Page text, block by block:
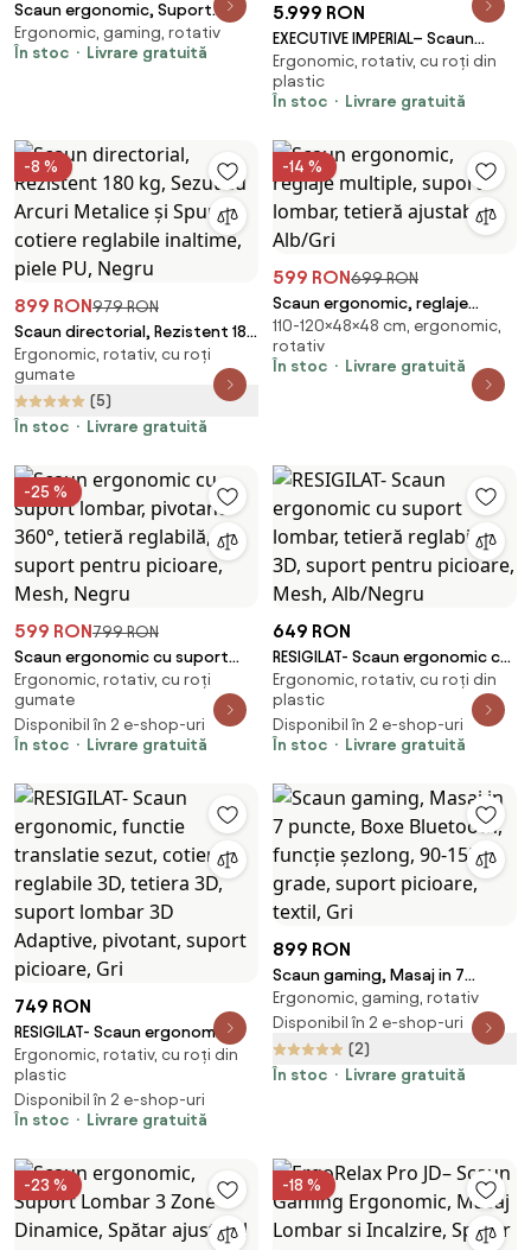
Scaun ergonomic, Suport
Lombar 3 Zone Dinamice,
Spătar ajustabil pe inaltime,
Ergonomic, gaming, rotativ
În stoc
Livrare gratuită
5.999 RON
EXECUTIVE IMPERIAL– Scaun
Directorial Premium, Tapițerie
din Piele PU Calitativă, Furnir
Curbat Finisaj Nuc, Funcție de
Bază din Aluminiu, Negru
Ergonomic, rotativ, cu roți din
plastic
În stoc
Livrare gratuită
-8 %
899 RON979 RON
Scaun directorial, Rezistent 180
kg, Sezut cu Arcuri Metalice și
Spumă, cotiere reglabile
inaltime, piele PU, Negru
Ergonomic, rotativ, cu roți
gumate
(5)
În stoc
Livrare gratuită
-14 %
599 RON699 RON
Scaun ergonomic, reglaje
multiple, suport lombar, tetieră
ajustabilă, Alb/Gri
110-120×48×48 cm, ergonomic,
rotativ
În stoc
Livrare gratuită
-25 %
599 RON799 RON
Scaun ergonomic cu suport
lombar, pivotant 360°, tetieră
reglabilă, suport pentru
picioare, Mesh, Negru
Ergonomic, rotativ, cu roți
gumate
Disponibil în 2 e-shop-uri
În stoc
Livrare gratuită
649 RON
RESIGILAT- Scaun ergonomic cu
suport lombar, tetieră reglabilă
3D, suport pentru picioare,
Mesh, Alb/Negru
Ergonomic, rotativ, cu roți din
plastic
Disponibil în 2 e-shop-uri
În stoc
Livrare gratuită
749 RON
RESIGILAT- Scaun ergonomic,
functie translatie sezut,
cotiere reglabile 3D, tetiera 3D,
suport lombar 3D Adaptive,
pivotant, suport picioare, Gri
Ergonomic, rotativ, cu roți din
plastic
Disponibil în 2 e-shop-uri
În stoc
Livrare gratuită
899 RON
Scaun gaming, Masaj in 7
puncte, Boxe Bluetooth,
funcție șezlong, 90-155 grade,
suport picioare, textil, Gri
Ergonomic, gaming, rotativ
Disponibil în 2 e-shop-uri
(2)
În stoc
Livrare gratuită
-23 % -18 %